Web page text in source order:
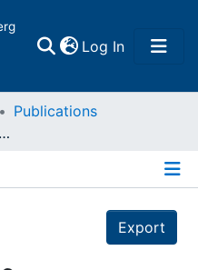
Log In(current)
Publications
Der Hainich : eine landeskundliche Bestandsaufnahme im Raum Mühlhausen, Bad Langensalza, Schlotheim, Großengottern, Mihla und Behringen
Export